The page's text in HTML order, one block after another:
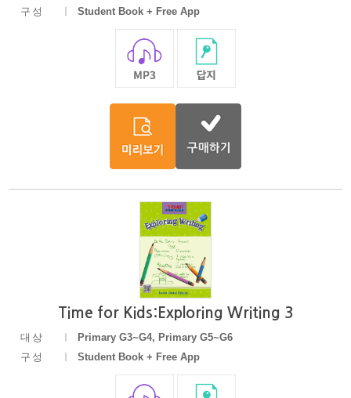
구성
Student Book + Free App
Time for Kids:Exploring Writing 3
대상
Primary G3~G4, Primary G5~G6
구성
Student Book + Free App